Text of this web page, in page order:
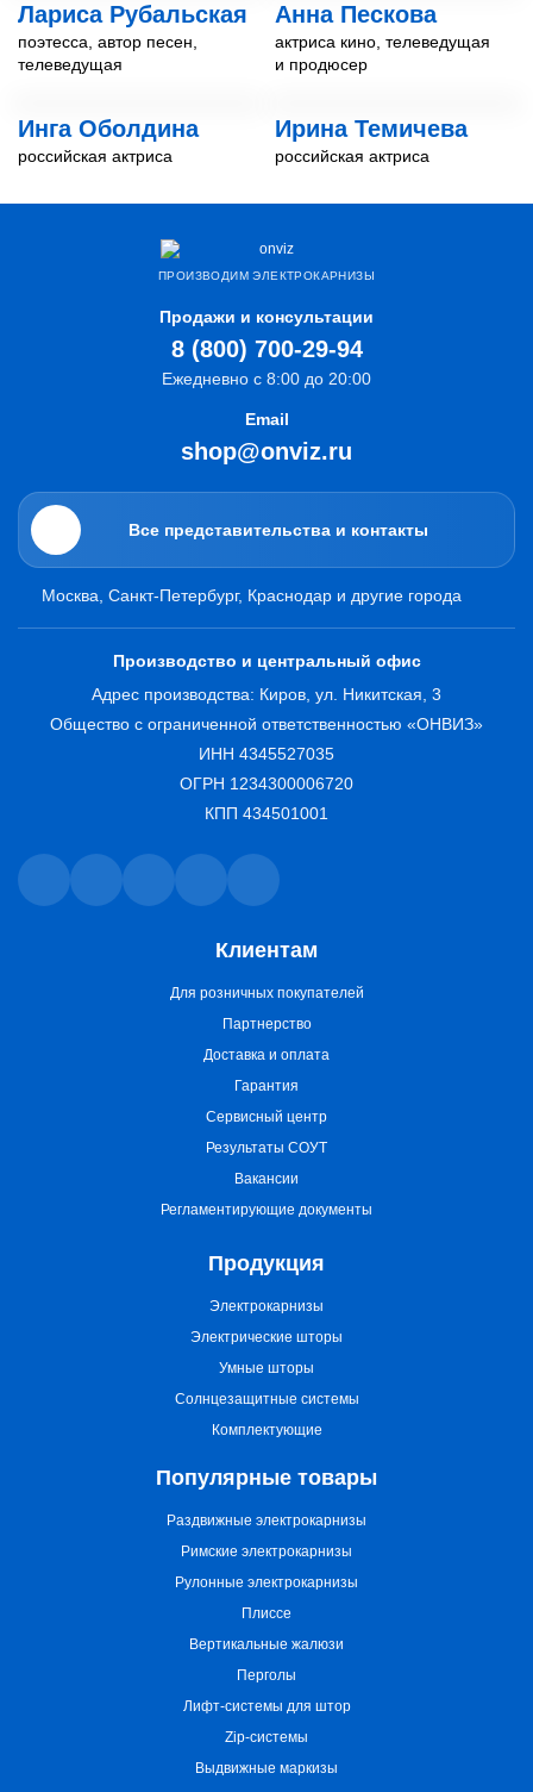
Лариса Рубальская
поэтесса, автор песен,
телеведущая
Анна Пескова
актриса кино, телеведущая
и продюсер
Инга Оболдина
российская актриса
Ирина Темичева
российская актриса
ПРОИЗВОДИМ ЭЛЕКТРОКАРНИЗЫ
Продажи и консультации
8 (800) 700-29-94
Ежедневно с 8:00 до 20:00
Email
shop@onviz.ru
Все представительства и контакты
Москва, Санкт-Петербург, Краснодар и другие города
Производство и центральный офис
Адрес производства: Киров, ул. Никитская, 3
Общество с ограниченной ответственностью «ОНВИЗ»
ИНН 4345527035
ОГРН 1234300006720
КПП 434501001
Клиентам
Для розничных покупателей
Партнерство
Доставка и оплата
Гарантия
Сервисный центр
Результаты СОУТ
Вакансии
Регламентирующие документы
Продукция
Электрокарнизы
Электрические шторы
Умные шторы
Солнцезащитные системы
Комплектующие
Популярные товары
Раздвижные электрокарнизы
Римские электрокарнизы
Рулонные электрокарнизы
Плиссе
Вертикальные жалюзи
Перголы
Лифт-системы для штор
Zip-системы
Выдвижные маркизы